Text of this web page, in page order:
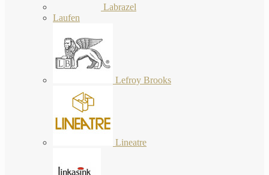
Labrazel
Laufen
Lefroy Brooks
Lineatre